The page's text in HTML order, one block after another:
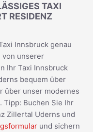
TAXI
RESIDENZ
Innsbruck genau
von unserer
Ihr Taxi Innsbruck
bequem über
über unser modernes
Tipp: Buchen Sie Ihr
Zillertal Uderns und
und sichern